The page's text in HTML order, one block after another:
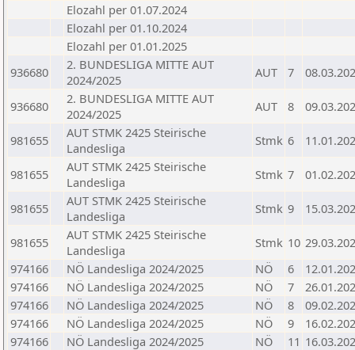
Elozahl per 01.07.2024
Elozahl per 01.10.2024
Elozahl per 01.01.2025
936680
2. BUNDESLIGA MITTE AUT
2024/2025
AUT 7
936680
2. BUNDESLIGA MITTE AUT
2024/2025
AUT 8
981655
AUT STMK 2425 Steirische
Landesliga
Stmk 6
981655
AUT STMK 2425 Steirische
Landesliga
Stmk 7
981655
AUT STMK 2425 Steirische
Landesliga
Stmk 9
981655
AUT STMK 2425 Steirische
Landesliga
Stmk 10
974166
NÖ Landesliga 2024/2025 NÖ 6
974166
NÖ Landesliga 2024/2025 NÖ 7
974166
NÖ Landesliga 2024/2025 NÖ 8
974166
NÖ Landesliga 2024/2025 NÖ 9
974166
NÖ Landesliga 2024/2025 NÖ 11